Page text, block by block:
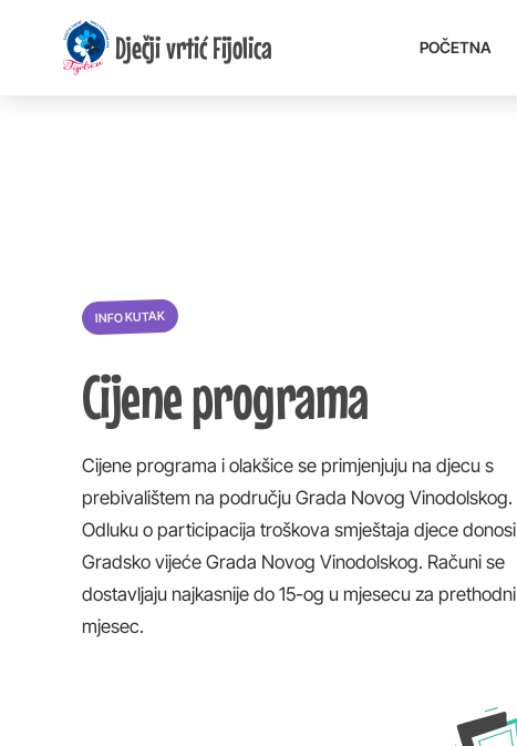
Dječji vrtić Fijolica POČETNA
Cijene programa
INFO KUTAK
Cijene programa i olakšice se primjenjuju na djecu s
prebivalištem na području Grada Novog Vinodolskog.
Odluku o participacija troškova smještaja djece donosi
Gradsko vijeće Grada Novog Vinodolskog. Računi se
dostavljaju najkasnije do 15-og u mjesecu za prethodni
mjesec.